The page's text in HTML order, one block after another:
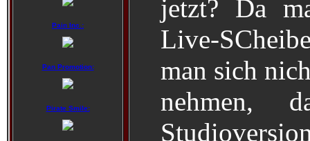
Pain Inc.:
Pan Promotion:
Pirate Smile:
jetzt? Da
Live-
man sich
nehmen,